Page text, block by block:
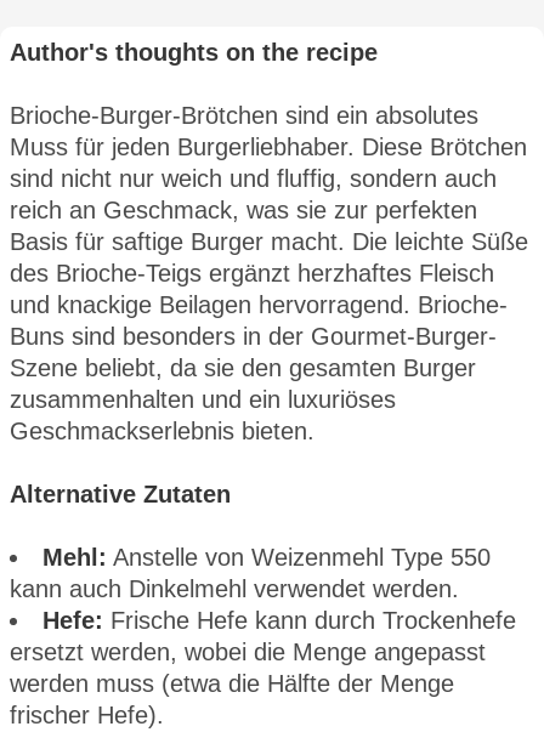
Author's thoughts on the recipe
Brioche-Burger-Brötchen sind ein absolutes
Muss für jeden Burgerliebhaber. Diese Brötchen
sind nicht nur weich und fluffig, sondern auch
reich an Geschmack, was sie zur perfekten
Basis für saftige Burger macht. Die leichte Süße
des Brioche-Teigs ergänzt herzhaftes Fleisch
und knackige Beilagen hervorragend. Brioche-
Buns sind besonders in der Gourmet-Burger-
Szene beliebt, da sie den gesamten Burger
zusammenhalten und ein luxuriöses
Geschmackserlebnis bieten.
Alternative Zutaten
Mehl: Anstelle von Weizenmehl Type 550
kann auch Dinkelmehl verwendet werden.
Hefe: Frische Hefe kann durch Trockenhefe
ersetzt werden, wobei die Menge angepasst
werden muss (etwa die Hälfte der Menge
frischer Hefe).